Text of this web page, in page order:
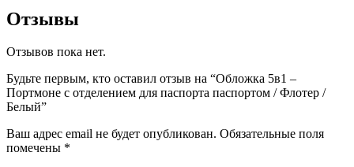
Отзывы
Отзывов пока нет.
Будьте первым, кто оставил отзыв на “Обложка 5в1 –
Портмоне с отделением для паспорта паспортом / Флотер /
Белый”
Ваш адрес email не будет опубликован. Обязательные поля
помечены *